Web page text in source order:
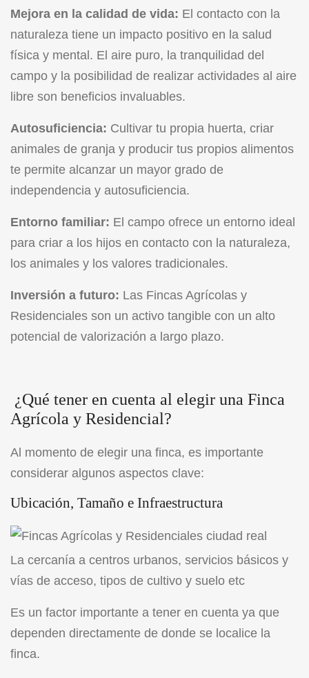
Mejora en la calidad de vida: El contacto con la
naturaleza tiene un impacto positivo en la salud
física y mental. El aire puro, la tranquilidad del
campo y la posibilidad de realizar actividades al aire
libre son beneficios invaluables.
Autosuficiencia: Cultivar tu propia huerta, criar
animales de granja y producir tus propios alimentos
te permite alcanzar un mayor grado de
independencia y autosuficiencia.
Entorno familiar: El campo ofrece un entorno ideal
para criar a los hijos en contacto con la naturaleza,
los animales y los valores tradicionales.
Inversión a futuro: Las Fincas Agrícolas y
Residenciales son un activo tangible con un alto
potencial de valorización a largo plazo.
¿Qué tener en cuenta al elegir una Finca
Agrícola y Residencial?
Al momento de elegir una finca, es importante
considerar algunos aspectos clave:
Ubicación, Tamaño e Infraestructura
La cercanía a centros urbanos, servicios básicos y
vías de acceso, tipos de cultivo y suelo etc
Es un factor importante a tener en cuenta ya que
dependen directamente de donde se localice la
finca.